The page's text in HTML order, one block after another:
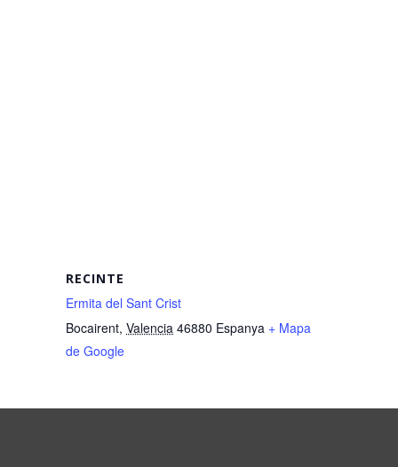
RECINTE
Ermita del Sant Crist
Bocairent, Valencia 46880 Espanya + Mapa
de Google